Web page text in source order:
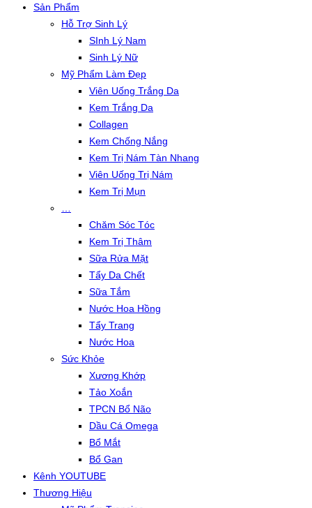
Sản Phẩm
Hỗ Trợ Sinh Lý
SInh Lý Nam
Sinh Lý Nữ
Mỹ Phẩm Làm Đẹp
Viên Uống Trắng Da
Kem Trắng Da
Collagen
Kem Chống Nắng
Kem Trị Nám Tàn Nhang
Viên Uống Trị Nám
Kem Trị Mụn
Chăm Sóc Tóc
Kem Trị Thâm
Sữa Rửa Mặt
Tẩy Da Chết
Sữa Tắm
Nước Hoa Hồng
Tẩy Trang
Nước Hoa
Sức Khỏe
Xương Khớp
Tảo Xoắn
TPCN Bổ Não
Dầu Cá Omega
Bổ Mắt
Bổ Gan
Kênh YOUTUBE
Thương Hiệu